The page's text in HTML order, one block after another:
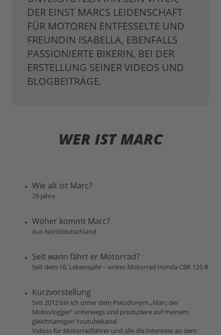
DER EINST MARCS LEIDENSCHAFT
FÜR MOTOREN ENTFESSELTE UND
FREUNDIN ISABELLA, EBENFALLS
PASSIONIERTE BIKERIN, BEI DER
ERSTELLUNG SEINER VIDEOS UND
BLOGBEITRÄGE.
WER IST MARC
Wie alt ist Marc?
29 Jahre
Woher kommt Marc?
Aus Norddeutschland
Seit wann fährt er Motorrad?
Seit dem 16. Lebensjahr – erstes Motorrad Honda CBR 125 R
Kurzvorstellung
Seit 2012 bin ich unter dem Pseudonym „Marc der
Motovlogger“ unterwegs und produziere auf meinem
gleichnamigen Youtubekanal
Videos für Motorradfahrer und alle die Interesse an dem